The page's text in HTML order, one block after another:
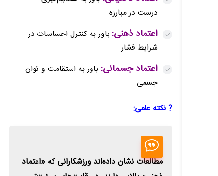
درست در مبارزه
اعتماد ذهنی: باور به کنترل احساسات در
شرایط فشار
اعتماد جسمانی: باور به استقامت و توان
جسمی
? نکته علمی:
مطالعات نشان داده‌اند ورزشکارانی که «اعتماد